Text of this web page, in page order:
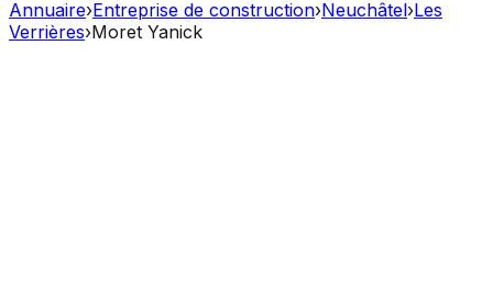
Annuaire›Entreprise de construction›Neuchâtel›Les
Verrières›Moret Yanick